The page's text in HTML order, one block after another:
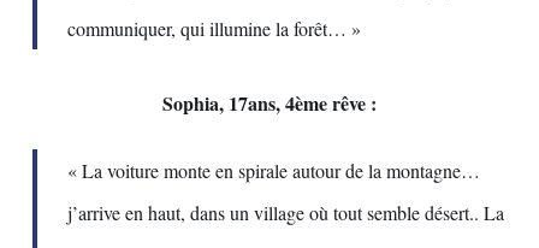
communiquer, qui illumine la forêt… »
Sophia, 17ans, 4ème rêve :
« La voiture monte en spirale autour de la montagne…
j’arrive en haut, dans un village où tout semble désert.. La